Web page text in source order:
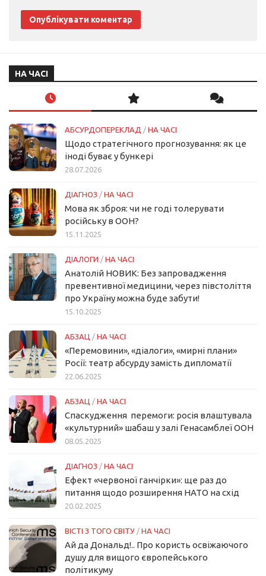
НА ЧАСІ
АБСУРДОПЕРЕКЛАД / НА ЧАСІ
Щодо стратегічного прогнозування: як це
іноді буває у бункері
28.07.2026
ДІАГНОЗ / НА ЧАСІ
Мова як зброя: чи не годі толерувати
російську в ООН?
15.11.2025
ДІАЛОГИ / НА ЧАСІ
Анатолій НОВИК: Без запровадження
превентивної медицини, через півстоліття
про Україну можна буде забути!
15.10.2025
АБЗАЦ / НА ЧАСІ
«Перемовини», «діалоги», «мирні плани»
Росії: театр абсурду замість дипломатії
22.06.2025
АБЗАЦ / НА ЧАСІ
Спаскудження перемоги: росія влаштувала
«культурний» шабаш у залі Генасамблеї ООН
08.05.2025
ДІАГНОЗ / НА ЧАСІ
Ефект «червоної ганчірки»: ще раз до
питання щодо розширення НАТО на схід
20.02.2025
ВІСТІ З ТОГО СВІТУ / НА ЧАСІ
Ай да Дональд!.. Про користь освіжаючого
душу для вищого європейського
політикуму